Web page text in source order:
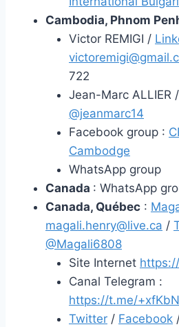
Cambodia, Phnom
Victor REMIGI /
722
Jean-Marc ALLIER /
@jeanmarc14
Facebook group :
Cambodge
WhatsApp group
Canada : WhatsApp
Canada, Québec :
magali.henry@live.ca /
@Magali6808
Site Internet
Canal Telegram :
https://t.me/
Twitter / Facebook